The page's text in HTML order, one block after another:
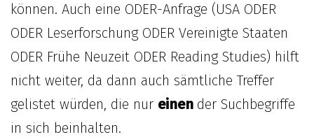
können. Auch eine ODER-Anfrage (USA ODER
ODER Leserforschung ODER Vereinigte Staaten
ODER Frühe Neuzeit ODER Reading Studies) hilft
nicht weiter, da dann auch sämtliche Treffer
gelistet würden, die nur einen der Suchbegriffe
in sich beinhalten.